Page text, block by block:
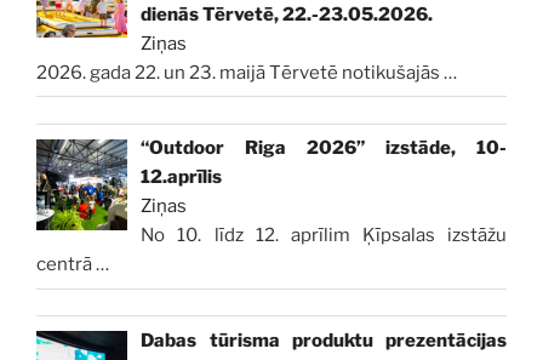
dienās Tērvetē, 22.-23.05.2026.
Ziņas
2026. gada 22. un 23. maijā Tērvetē notikušajās …
“Outdoor Riga 2026” izstāde, 10-
12.aprīlis
Ziņas
No 10. līdz 12. aprīlim Ķīpsalas izstāžu
centrā…
Dabas tūrisma produktu prezentācijas